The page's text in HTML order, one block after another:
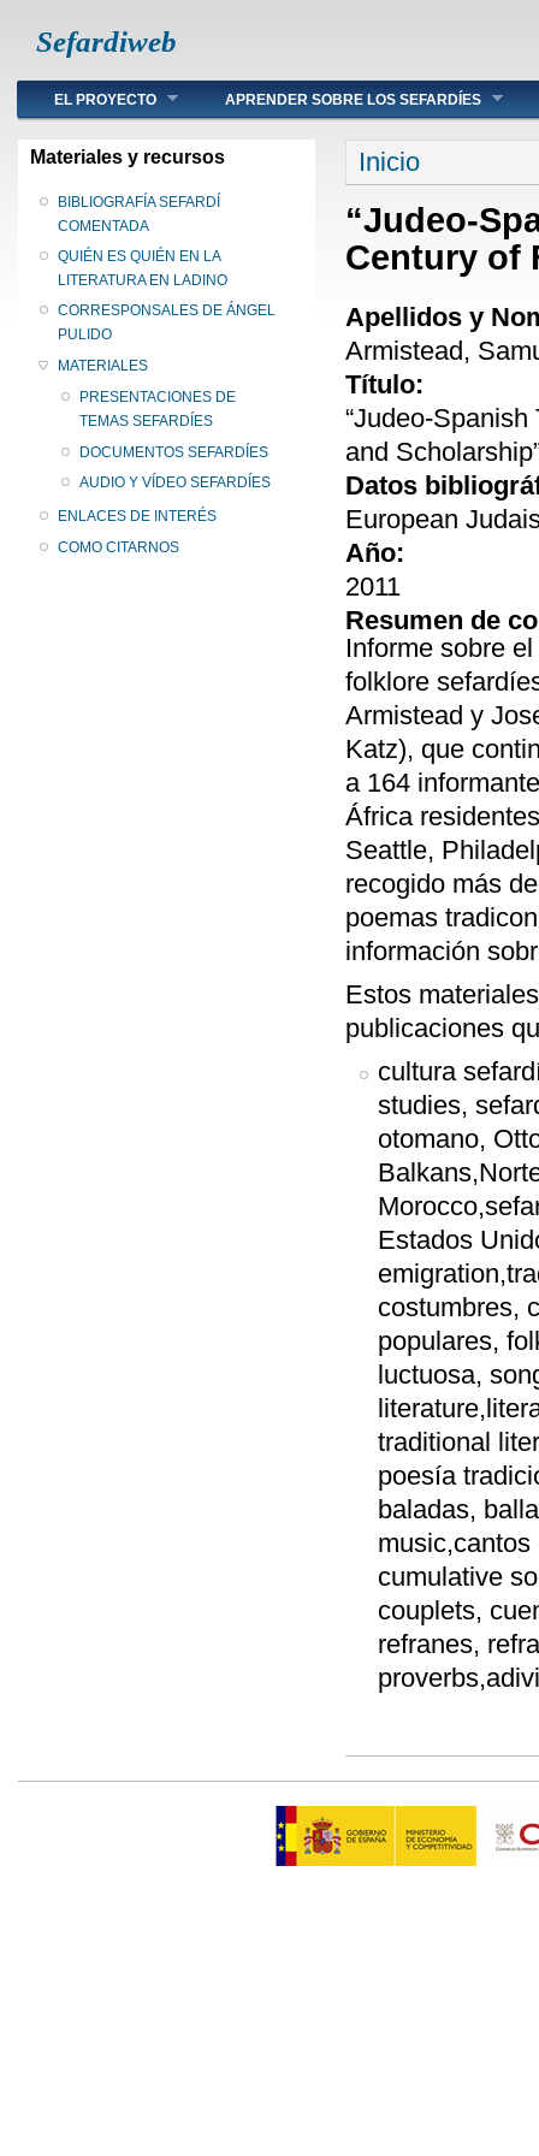
Sefardiweb
Main menu
EL PROYECTO APRENDER SOBRE LOS SEFARDÍES
Materiales y recursos
BIBLIOGRAFÍA SEFARDÍ
COMENTADA
QUIÉN ES QUIÉN EN LA
LITERATURA EN LADINO
CORRESPONSALES DE ÁNGEL
PULIDO
MATERIALES
PRESENTACIONES DE
TEMAS SEFARDÍES
DOCUMENTOS SEFARDÍES
AUDIO Y VÍDEO SEFARDÍES
ENLACES DE INTERÉS
COMO CITARNOS
Se encuentra
Inicio
“Judeo-
Century of
Apellidos y
Armistead,
Título:
“Judeo-
and
Datos
European
Año:
2011
Resumen de
Informe sobre
folklore
Armistead y
Katz), que
a 164
África
Seattle,
recogido más
poemas
información
Estos
publicaciones
cultura
studies,
otomano,
Estados
costumbres,
populares,
luctuosa,
traditional
poesía
baladas,
cumulative
couplets,
refranes,